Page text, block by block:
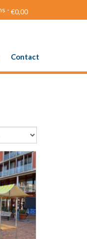
- €0,00
Contact